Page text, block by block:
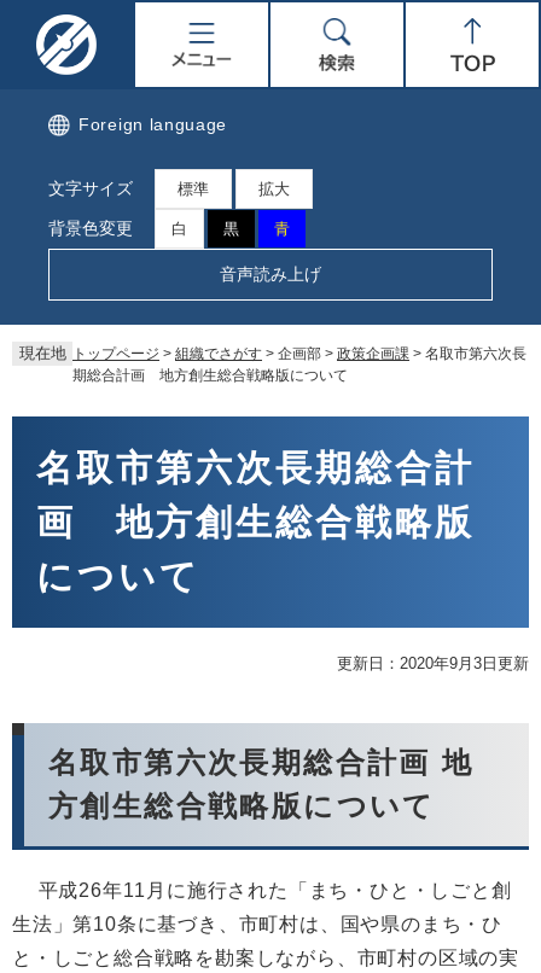
ー
ニ
ュ
ー
索
Foreign language
文字サイズ 標準 拡大
背景色変更 白 黒 青
音声読み上げ
現在地 トップページ > 組織でさがす > 企画部 > 政策企画課 > 名取市第六次長
期総合計画 地方創生総合戦略版について
名取市第六次長期総合計
画 地方創生総合戦略版
について
更新日：2020年9月3日更新
名取市第六次長期総合計画 地
方創生総合戦略版について
平成26年11月に施行された「まち・ひと・しごと創
生法」第10条に基づき、市町村は、国や県のまち・ひ
と・しごと総合戦略を勘案しながら、市町村の区域の実